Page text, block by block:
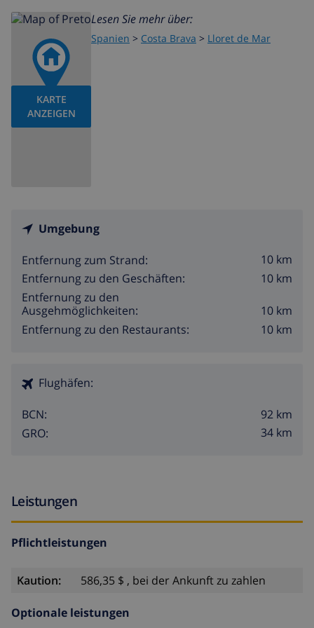
KARTE
ANZEIGEN
Lesen Sie mehr über:
Spanien > Costa Brava > Lloret de Mar
Umgebung
Entfernung zum Strand:
10 km
Entfernung zu den Geschäften:
10 km
Entfernung zu den
Ausgehmöglichkeiten:
10 km
Entfernung zu den Restaurants:
10 km
Flughäfen:
BCN:
92 km
GRO:
34 km
Leistungen
Pflichtleistungen
Kaution: 586,35 $ , bei der Ankunft zu zahlen
Optionale leistungen